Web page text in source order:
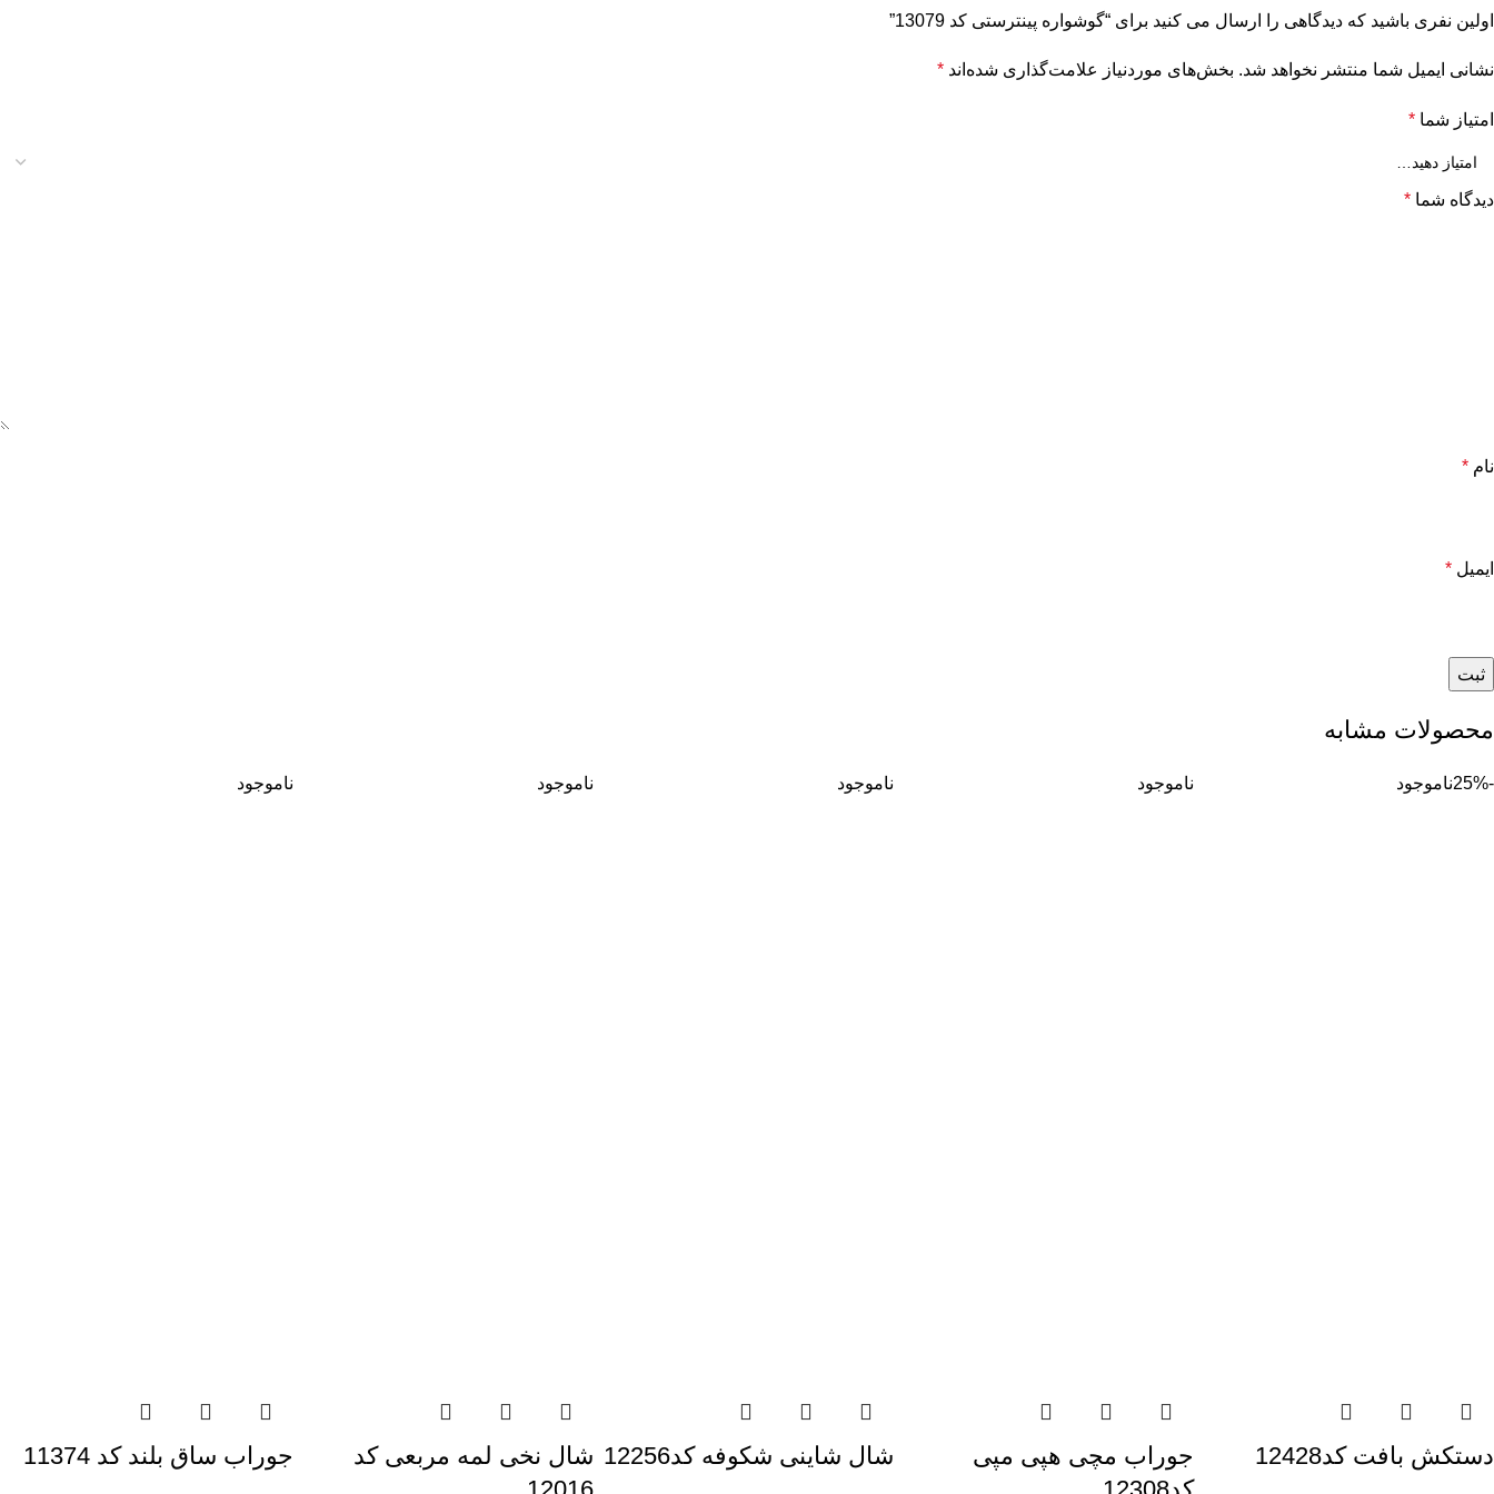
اولین نفری باشید که دیدگاهی را ارسال می کنید برای “گوشواره پینترستی کد 13079”
نشانی ایمیل شما منتشر نخواهد شد. بخش‌های موردنیاز علامت‌گذاری شده‌اند *
امتیاز شما *
دیدگاه شما *
نام *
ایمیل *
محصولات مشابه
-25% ناموجود
دستکش بافت کد12428
ناموجود
جوراب مچی هپی مپی
ناموجود
شال شاینی شکوفه کد12256
ناموجود
شال نخی لمه مربعی کد
ناموجود
جوراب ساق بلند کد 11374